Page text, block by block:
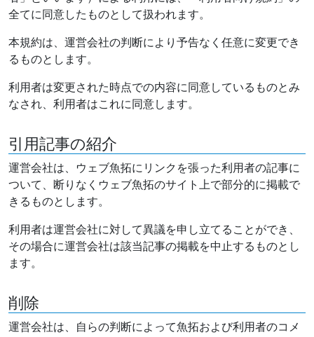
全てに同意したものとして扱われます。
本規約は、運営会社の判断により予告なく任意に変更でき
るものとします。
利用者は変更された時点での内容に同意しているものとみ
なされ、利用者はこれに同意します。
引用記事の紹介
運営会社は、ウェブ魚拓にリンクを張った利用者の記事に
ついて、断りなくウェブ魚拓のサイト上で部分的に掲載で
きるものとします。
利用者は運営会社に対して異議を申し立てることができ、
その場合に運営会社は該当記事の掲載を中止するものとし
ます。
削除
運営会社は、自らの判断によって魚拓および利用者のコメ